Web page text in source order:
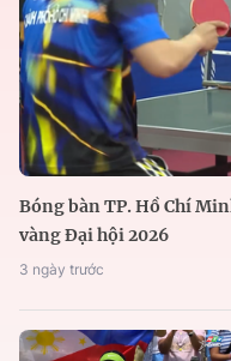
Bóng bàn TP. Hồ Chí
vàng Đại hội 2026
3 ngày trước